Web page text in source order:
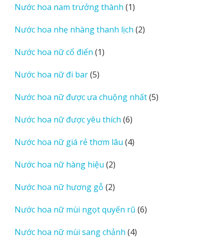
phẩm
Nước hoa nam trưởng thành 11
phẩm
Nước hoa nhẹ nhàng thanh lịch 22
Nước hoa nữ cổ điển 11
Nước hoa nữ đi bar 55
phẩm
Nước hoa nữ được ưa chuộng nhất 55
Nước hoa nữ được yêu thích 66
phẩm
Nước hoa nữ giá rẻ thơm lâu 44
Nước hoa nữ hàng hiệu 22
phẩm
Nước hoa nữ hương gỗ 22
phẩm
Nước hoa nữ mùi ngọt quyến rũ 66
Nước hoa nữ mùi sang chảnh 44